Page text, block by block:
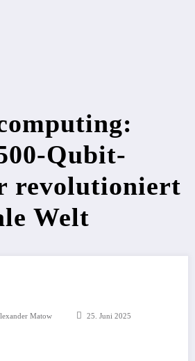
Qubit-
revolutioniert
Welt
Matow 25. Juni 2025